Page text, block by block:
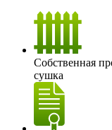
Собственная
сушка